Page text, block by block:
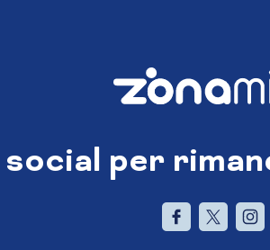
per